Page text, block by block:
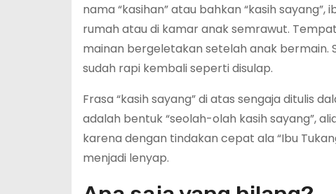
nama “kasihan” atau bahkan “kasih
rumah atau di kamar anak semrawut.
mainan bergeletakan setelah anak bermain.
sudah rapi kembali seperti disulap.
Frasa “kasih sayang” di atas sengaja ditulis
adalah bentuk “seolah-olah kasih sayang”,
karena dengan tindakan cepat ala “Ibu
menjadi lenyap.